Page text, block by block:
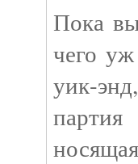
Пока
чего
уик-